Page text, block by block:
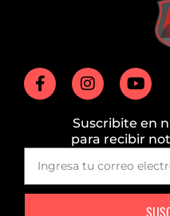
Suscribite en
para recibir